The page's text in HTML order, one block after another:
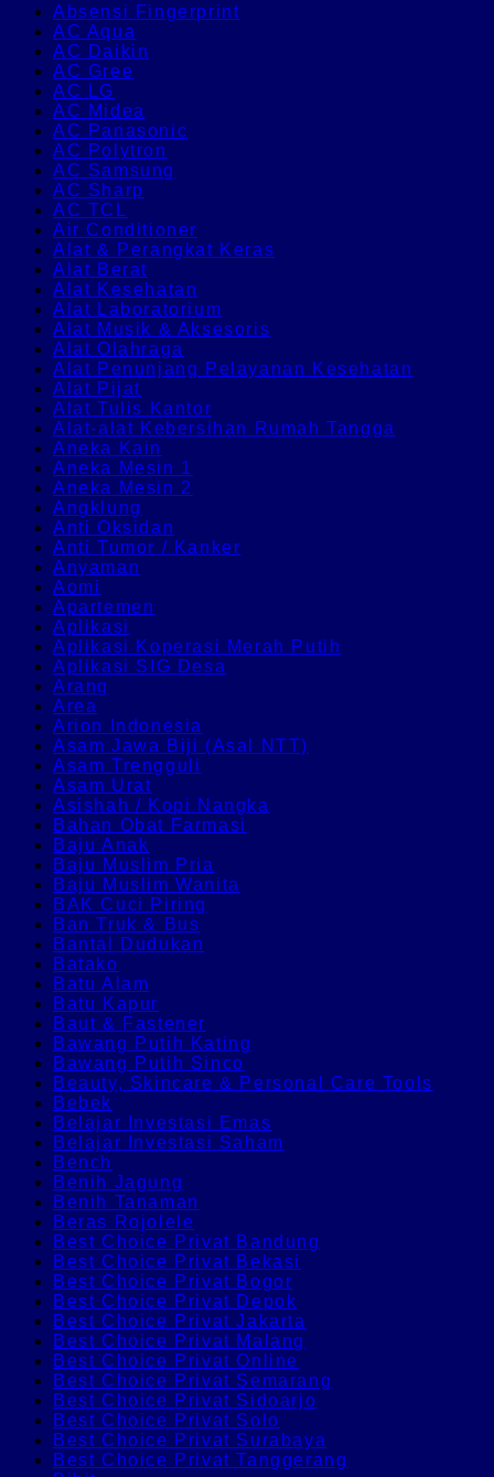
Absensi Fingerprint
AC Aqua
AC Daikin
AC Gree
AC LG
AC Midea
AC Panasonic
AC Polytron
AC Samsung
AC Sharp
AC TCL
Air Conditioner
Alat & Perangkat Keras
Alat Berat
Alat Kesehatan
Alat Laboratorium
Alat Musik & Aksesoris
Alat Olahraga
Alat Penunjang Pelayanan Kesehatan
Alat Pijat
Alat Tulis Kantor
Alat-alat Kebersihan Rumah Tangga
Aneka Kain
Aneka Mesin 1
Aneka Mesin 2
Angklung
Anti Oksidan
Anti Tumor / Kanker
Anyaman
Aomi
Apartemen
Aplikasi
Aplikasi Koperasi Merah Putih
Aplikasi SIG Desa
Arang
Area
Arion Indonesia
Asam Jawa Biji (Asal NTT)
Asam Trengguli
Asam Urat
Asishah / Kopi Nangka
Bahan Obat Farmasi
Baju Anak
Baju Muslim Pria
Baju Muslim Wanita
BAK Cuci Piring
Ban Truk & Bus
Bantal Dudukan
Batako
Batu Alam
Batu Kapur
Baut & Fastener
Bawang Putih Kating
Bawang Putih Sinco
Beauty, Skincare & Personal Care Tools
Bebek
Belajar Investasi Emas
Belajar Investasi Saham
Bench
Benih Jagung
Benih Tanaman
Beras Rojolele
Best Choice Privat Bandung
Best Choice Privat Bekasi
Best Choice Privat Bogor
Best Choice Privat Depok
Best Choice Privat Jakarta
Best Choice Privat Malang
Best Choice Privat Online
Best Choice Privat Semarang
Best Choice Privat Sidoarjo
Best Choice Privat Solo
Best Choice Privat Surabaya
Best Choice Privat Tanggerang